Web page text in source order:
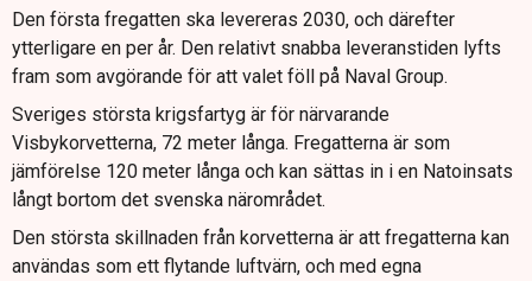
Den första fregatten ska levereras 2030, och därefter
ytterligare en per år. Den relativt snabba leveranstiden lyfts
fram som avgörande för att valet föll på Naval Group.
Sveriges största krigsfartyg är för närvarande
Visbykorvetterna, 72 meter långa. Fregatterna är som
jämförelse 120 meter långa och kan sättas in i en Natoinsats
långt bortom det svenska närområdet.
Den största skillnaden från korvetterna är att fregatterna kan
användas som ett flytande luftvärn, och med egna